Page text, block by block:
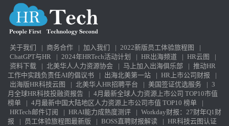
关于我们 | 商务合作 | 加入我们 | 2022新版员工体验旅程图
|
ChatGPT与HR
| 2024年HRTech活动计划 | HR出海频道 | HR云图
|
资料下载
| 北美华人人力资源协会 | 马上加入出海俱乐部 | 推动HR
工作中实践负责任AI的倡议书
| 出海北美第一站 | HR上市公司财报
|
出海版HR科技云图
| 北美华人HR招聘平台 | 美国签证优选服务 | 3
月全球HR科技投融资报告
| 4月最新全球人力资源上市公司 TOP10市值
榜单
| 4月最新中国大陆地区人力资源上市公司市值 TOP10 榜单
|
HRTech邮件订阅
| HRAI能力成熟度测评 | Workday财报：27财年Q1财
报
| 员工体验旅程图最新版 | BOSS直聘财报解读 | HR科技云图认证